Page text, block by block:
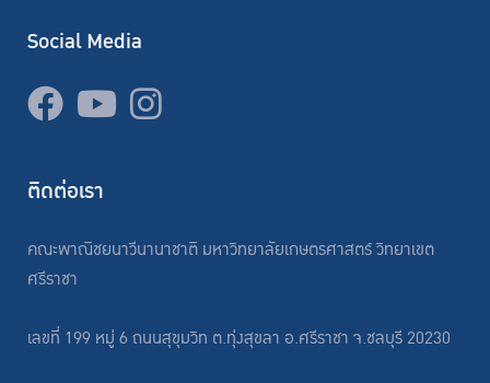
Social Media
ติดต่อเรา
คณะพาณิชยนาวีนานาชาติ มหาวิทยาลัยเกษตรศาสตร์ วิทยาเขต
ศรีราชา
เลขที่ 199 หมู่ 6 ถนนสุขุมวิท ต.ทุ่งสุขลา อ.ศรีราชา จ.ชลบุรี 20230